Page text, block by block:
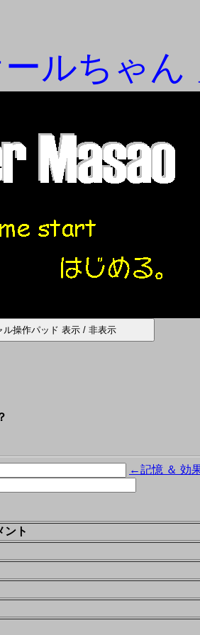
ルちゃん
←記憶 ＆ 効
ント